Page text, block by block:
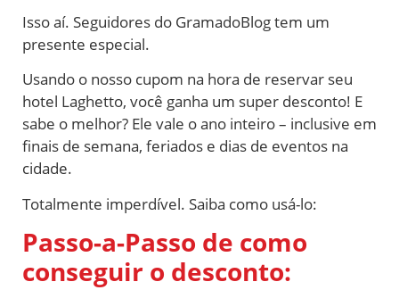
Isso aí. Seguidores do GramadoBlog tem um
presente especial.
Usando o nosso cupom na hora de reservar seu
hotel Laghetto, você ganha um super desconto! E
sabe o melhor? Ele vale o ano inteiro – inclusive em
finais de semana, feriados e dias de eventos na
cidade.
Totalmente imperdível. Saiba como usá-lo:
Passo-a-Passo de como
conseguir o desconto: